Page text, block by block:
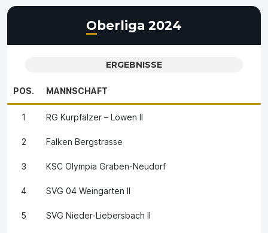
Oberliga 2024
ERGEBNISSE
POS. MANNSCHAFT
1 RG Kurpfälzer – Löwen II
2 Falken Bergstrasse
3 KSC Olympia Graben-Neudorf
4 SVG 04 Weingarten II
5 SVG Nieder-Liebersbach II